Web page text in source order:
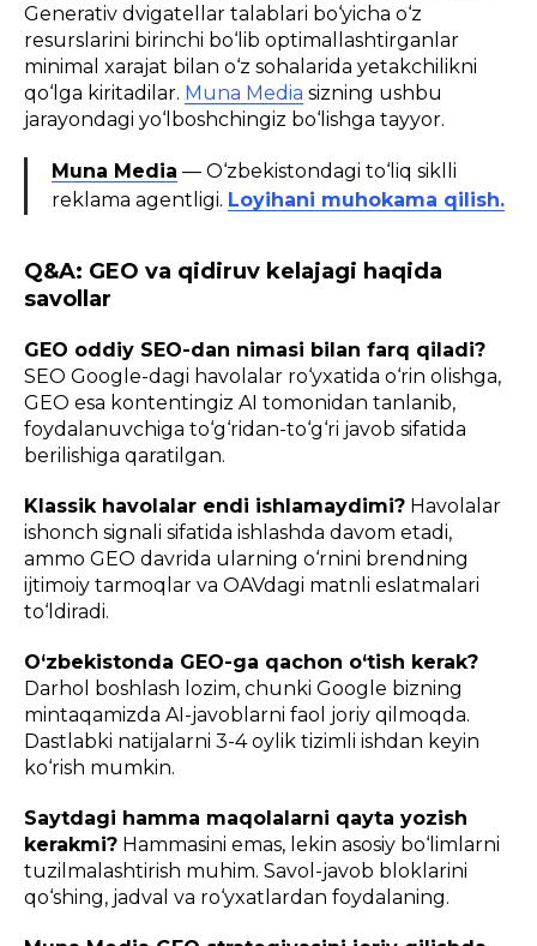
Generativ dvigatellar talablari bo‘yicha o‘z
resurslarini birinchi bo‘lib optimallashtirganlar
minimal xarajat bilan o‘z sohalarida yetakchilikni
qo‘lga kiritadilar. Muna Media sizning ushbu
jarayondagi yo‘lboshchingiz bo‘lishga tayyor.
Muna Media — O‘zbekistondagi to‘liq siklli
reklama agentligi. Loyihani muhokama qilish.
Q&A: GEO va qidiruv kelajagi haqida
savollar
GEO oddiy SEO-dan nimasi bilan farq qiladi?
SEO Google-dagi havolalar ro‘yxatida o‘rin olishga,
GEO esa kontentingiz AI tomonidan tanlanib,
foydalanuvchiga to‘g‘ridan-to‘g‘ri javob sifatida
berilishiga qaratilgan.
Klassik havolalar endi ishlamaydimi? Havolalar
ishonch signali sifatida ishlashda davom etadi,
ammo GEO davrida ularning o‘rnini brendning
ijtimoiy tarmoqlar va OAVdagi matnli eslatmalari
to‘ldiradi.
O‘zbekistonda GEO-ga qachon o‘tish kerak?
Darhol boshlash lozim, chunki Google bizning
mintaqamizda AI-javoblarni faol joriy qilmoqda.
Dastlabki natijalarni 3-4 oylik tizimli ishdan keyin
ko‘rish mumkin.
Saytdagi hamma maqolalarni qayta yozish
kerakmi? Hammasini emas, lekin asosiy bo‘limlarni
tuzilmalashtirish muhim. Savol-javob bloklarini
qo‘shing, jadval va ro‘yxatlardan foydalaning.